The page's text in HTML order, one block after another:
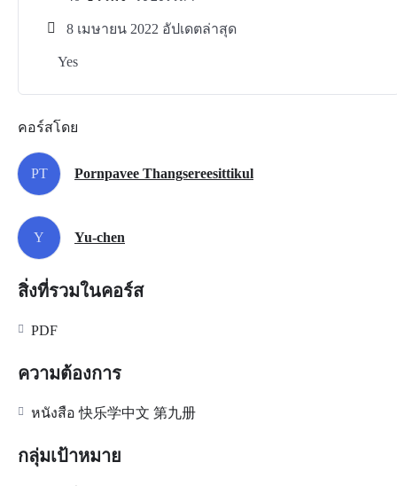
8 เมษายน 2022 อัปเดตล่าสุด
Yes
คอร์สโดย
PT Pornpavee Thangsereesittikul
Y Yu-chen
สิ่งที่รวมในคอร์ส
PDF
ความต้องการ
หนังสือ 快乐学中文 第九册
กลุ่มเป้าหมาย